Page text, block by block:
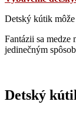
Detský kútik
Fantázii sa
jedinečným
Detský